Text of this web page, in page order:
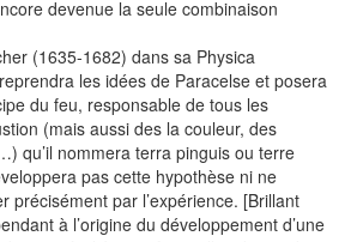
devenue la seule combinaison
(1635-1682) dans sa Physica
les idées de Paracelse et posera
du feu, responsable de tous les
(mais aussi des la couleur, des
qu’il nommera terra pinguis ou terre
pas cette hypothèse ni ne
précisément par l’expérience. [Brillant
à l’origine du développement d’une